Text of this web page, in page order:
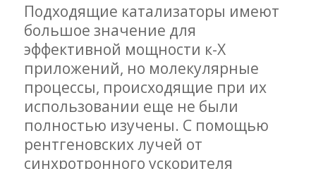
Подходящие катализаторы имеют
большое значение для
эффективной мощности к-Х
приложений, но молекулярные
процессы, происходящие при их
использовании еще не были
полностью изучены. С помощью
рентгеновских лучей от
синхротронного ускорителя